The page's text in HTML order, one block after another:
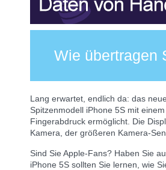
Wie übertragen
Lang erwartet, endlich da: das
Spitzenmodell iPhone 5S mit
Fingerabdruck ermöglicht. Die
Kamera, der größeren Kamera-
Sind Sie Apple-Fans? Haben Sie
iPhone 5S sollten Sie lernen, wie